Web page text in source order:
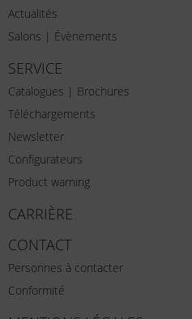
Actualités
Salons | Évènements
SERVICE
Catalogues | Brochures
Téléchargements
Newsletter
Configurateurs
Product warning
CARRIÈRE
CONTACT
Personnes à contacter
Conformité